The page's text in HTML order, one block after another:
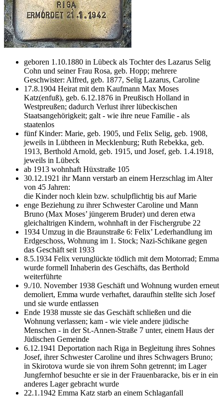
geboren 1.10.1880 in Lübeck als Tochter des Lazarus Selig
Cohn und seiner Frau Rosa, geb. Hopp; mehrere
Geschwister: Alfred, geb. 1877, Selig Lazarus, Caroline
17.8.1904 Heirat mit dem Kaufmann Max Moses
Katz(enfuß), geb. 6.12.1876 in Preußisch Holland in
Westpreußen; dadurch Verlust ihrer lübeckischen
Staatsangehörigkeit; galt - wie ihre neue Familie - als
staatenlos
fünf Kinder: Marie, geb. 1905, und Felix Selig, geb. 1908,
jeweils in Lübtheen in Mecklenburg; Ruth Rebekka, geb.
1913, Berthold Arnold, geb. 1915, und Josef, geb. 1.4.1918,
jeweils in Lübeck
ab 1913 wohnhaft Hüxstraße 105
30.12.1921 ihr Mann verstarb an einem Herzschlag im Alter
von 45 Jahren:
die Kinder noch klein bzw. schulpflichtig bis auf Marie
enge Beziehung zu ihrer Schwester Caroline und Mann
Bruno (Max Moses’ jüngerem Bruder) und deren etwa
gleichaltrigen Kindern, wohnhaft in der Fischergrube 22
1934 Umzug in die Braunstraße 6: Felix’ Lederhandlung im
Erdgeschoss, Wohnung im 1. Stock; Nazi-Schikane gegen
das Geschäft seit 1933
8.5.1934 Felix verunglückte tödlich mit dem Motorrad; Emma
wurde formell Inhaberin des Geschäfts, das Berthold
weiterführte
9./10. November 1938 Geschäft und Wohnung wurden erneut
demoliert, Emma wurde verhaftet, daraufhin stellte sich Josef
und sie wurde entlassen
Ende 1938 musste sie das Geschäft schließen und die
Wohnung verlassen; kam - wie viele andere jüdische
Menschen - in der St.-Annen-Straße 7 unter, einem Haus der
Jüdischen Gemeinde
6.12.1941 Deportation nach Riga in Begleitung ihres Sohnes
Josef, ihrer Schwester Caroline und ihres Schwagers Bruno;
in Skirotova wurde sie von ihrem Sohn getrennt; im Lager
Jungfernhof besuchte er sie in der Frauenbaracke, bis er in ein
anderes Lager gebracht wurde
22.1.1942 Emma Katz starb an einem Schlaganfall